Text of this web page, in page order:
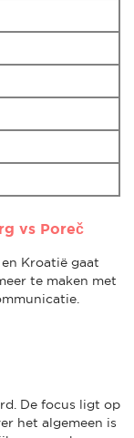
vs Poreč
Kroatië gaat
te maken met
De focus ligt op
het algemeen is